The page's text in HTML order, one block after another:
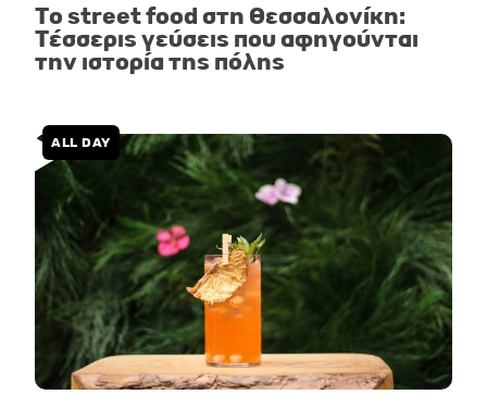
Το street food στη Θεσσαλονίκη:
Τέσσερις γεύσεις που αφηγούνται
την ιστορία της πόλης
ALL DAY